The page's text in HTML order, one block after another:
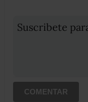
Suscribete
COMENTAR